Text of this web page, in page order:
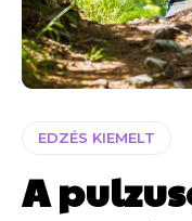
EDZÉS KIEMELT
A